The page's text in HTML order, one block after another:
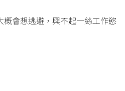
會想逃避，興不起一絲工作慾